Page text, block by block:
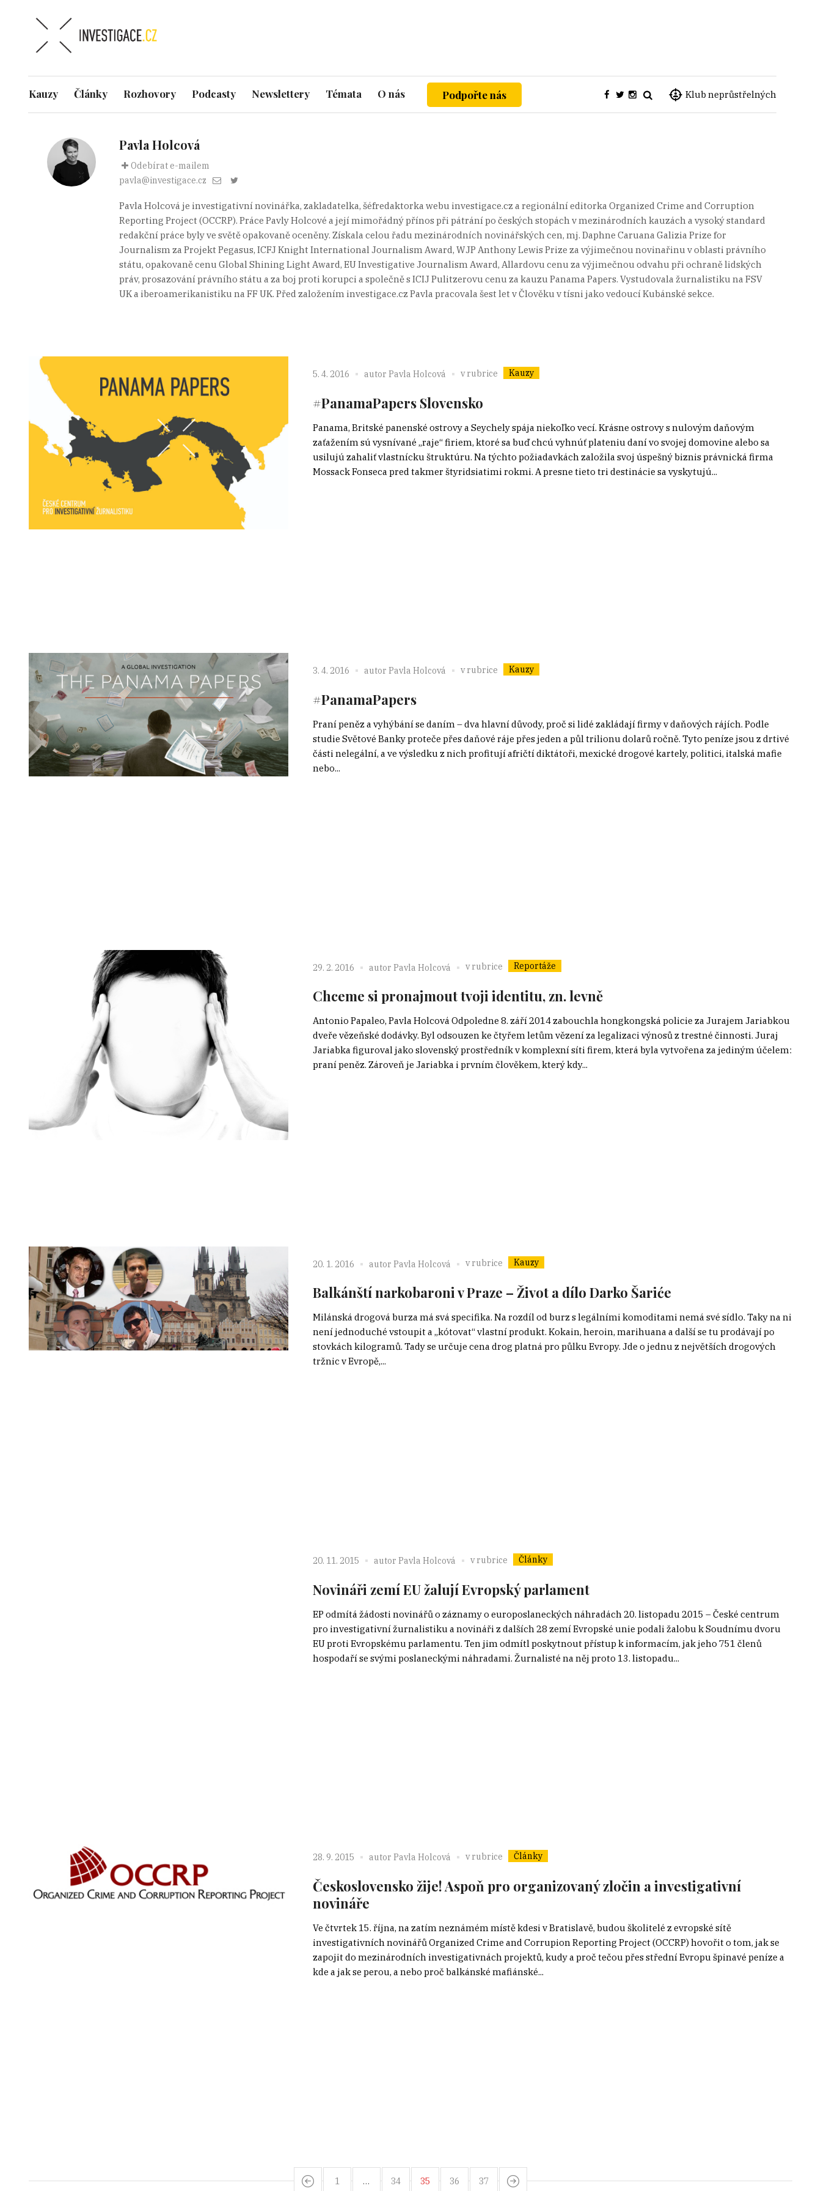
Klub neprůstřelných
Kauzy Články Rozhovory Podcasty Newslettery Témata O nás Podpořte nás
Pavla Holcová
Odebírat e-mailem
pavla@investigace.cz
Pavla Holcová je investigativní novinářka, zakladatelka, šéfredaktorka webu investigace.cz a regionální editorka Organized Crime and Corruption
Reporting Project (OCCRP). Práce Pavly Holcové a její mimořádný přínos při pátrání po českých stopách v mezinárodních kauzách a vysoký standard
redakční práce byly ve světě opakovaně oceněny. Získala celou řadu mezinárodních novinářských cen, mj. Daphne Caruana Galizia Prize for
Journalism za Projekt Pegasus, ICFJ Knight International Journalism Award, WJP Anthony Lewis Prize za výjimečnou novinařinu v oblasti právního
státu, opakovaně cenu Global Shining Light Award, EU Investigative Journalism Award, Allardovu cenu za výjimečnou odvahu při ochraně lidských
práv, prosazování právního státu a za boj proti korupci a společně s ICIJ Pulitzerovu cenu za kauzu Panama Papers. Vystudovala žurnalistiku na FSV
UK a iberoamerikanistiku na FF UK. Před založením investigace.cz Pavla pracovala šest let v Člověku v tísni jako vedoucí Kubánské sekce.
5. 4. 2016 autor Pavla Holcová v rubrice Kauzy
#PanamaPapers Slovensko
Panama, Britské panenské ostrovy a Seychely spája niekoľko vecí. Krásne ostrovy s nulovým daňovým
zaťažením sú vysnívané „raje“ firiem, ktoré sa buď chcú vyhnúť plateniu daní vo svojej domovine alebo sa
usilujú zahaliť vlastnícku štruktúru. Na týchto požiadavkách založila svoj úspešný biznis právnická firma
Mossack Fonseca pred takmer štyridsiatimi rokmi. A presne tieto tri destinácie sa vyskytujú...
3. 4. 2016 autor Pavla Holcová v rubrice Kauzy
#PanamaPapers
Praní peněz a vyhýbání se daním – dva hlavní důvody, proč si lidé zakládají firmy v daňových rájích. Podle
studie Světové Banky proteče přes daňové ráje přes jeden a půl trilionu dolarů ročně. Tyto peníze jsou z drtivé
části nelegální, a ve výsledku z nich profitují afričtí diktátoři, mexické drogové kartely, politici, italská mafie
nebo...
29. 2. 2016 autor Pavla Holcová v rubrice Reportáže
Chceme si pronajmout tvoji identitu, zn. levně
Antonio Papaleo, Pavla Holcová Odpoledne 8. září 2014 zabouchla hongkongská policie za Jurajem Jariabkou
dveře vězeňské dodávky. Byl odsouzen ke čtyřem letům vězení za legalizaci výnosů z trestné činnosti. Juraj
Jariabka figuroval jako slovenský prostředník v komplexní síti firem, která byla vytvořena za jediným účelem:
praní peněz. Zároveň je Jariabka i prvním člověkem, který kdy...
20. 1. 2016 autor Pavla Holcová v rubrice Kauzy
Balkánští narkobaroni v Praze – Život a dílo Darko Šariće
Milánská drogová burza má svá specifika. Na rozdíl od burz s legálními komoditami nemá své sídlo. Taky na ni
není jednoduché vstoupit a „kótovat“ vlastní produkt. Kokain, heroin, marihuana a další se tu prodávají po
stovkách kilogramů. Tady se určuje cena drog platná pro půlku Evropy. Jde o jednu z největších drogových
tržnic v Evropě,...
20. 11. 2015 autor Pavla Holcová v rubrice Články
Novináři zemí EU žalují Evropský parlament
EP odmítá žádosti novinářů o záznamy o europoslaneckých náhradách 20. listopadu 2015 – České centrum
pro investigativní žurnalistiku a novináři z dalších 28 zemí Evropské unie podali žalobu k Soudnímu dvoru
EU proti Evropskému parlamentu. Ten jim odmítl poskytnout přístup k informacím, jak jeho 751 členů
hospodaří se svými poslaneckými náhradami. Žurnalisté na něj proto 13. listopadu...
28. 9. 2015 autor Pavla Holcová v rubrice Články
Československo žije! Aspoň pro organizovaný zločin a investigativní
novináře
Ve čtvrtek 15. října, na zatím neznámém místě kdesi v Bratislavě, budou školitelé z evropské sítě
investigativních novinářů Organized Crime and Corrupion Reporting Project (OCCRP) hovořit o tom, jak se
zapojit do mezinárodních investigativnách projektů, kudy a proč tečou přes střední Evropu špinavé peníze a
kde a jak se perou, a nebo proč balkánské mafiánské...
1 … 34 35 36 37